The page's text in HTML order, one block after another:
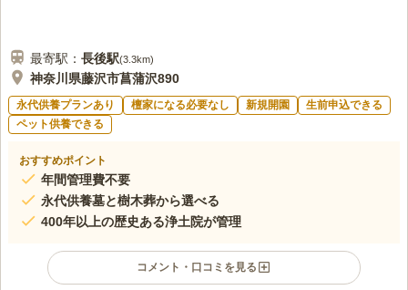
最寄駅： 長後駅(3.3km)
神奈川県藤沢市菖蒲沢890
永代供養プランあり 檀家になる必要なし 新規開園
生前申込できる
ペット供養できる
おすすめポイント
年間管理費不要
永代供養墓と樹木葬から選べる
400年以上の歴史ある浄土院が管理
コメント・口コミを見る